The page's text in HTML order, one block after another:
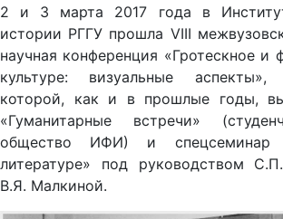
2 и 3 марта 2017 года в
истории РГГУ прошла VIII
научная конференция «Гротескное и
культуре: визуальные аспекты»,
которой, как и в прошлые годы,
«Гуманитарные встречи»
общество ИФИ) и спецсеминар
литературе» под руководством
В.Я. Малкиной.